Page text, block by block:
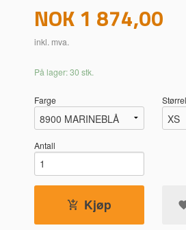
Pris
NOK1 874,00
inkl. mva.
På lager: 30 stk.
Farge
Antall
Kjøp